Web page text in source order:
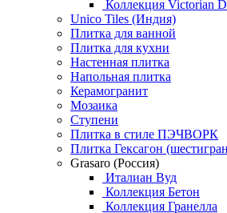
Коллекция Victorian
Unico Tiles (Индия)
Плитка для ванной
Плитка для кухни
Настенная плитка
Напольная плитка
Керамогранит
Мозаика
Ступени
Плитка в стиле ПЭЧВОРК
Плитка Гексагон
Grasaro (Россия)
Италиан Вуд
Коллекция Бетон
Коллекция Гранелла